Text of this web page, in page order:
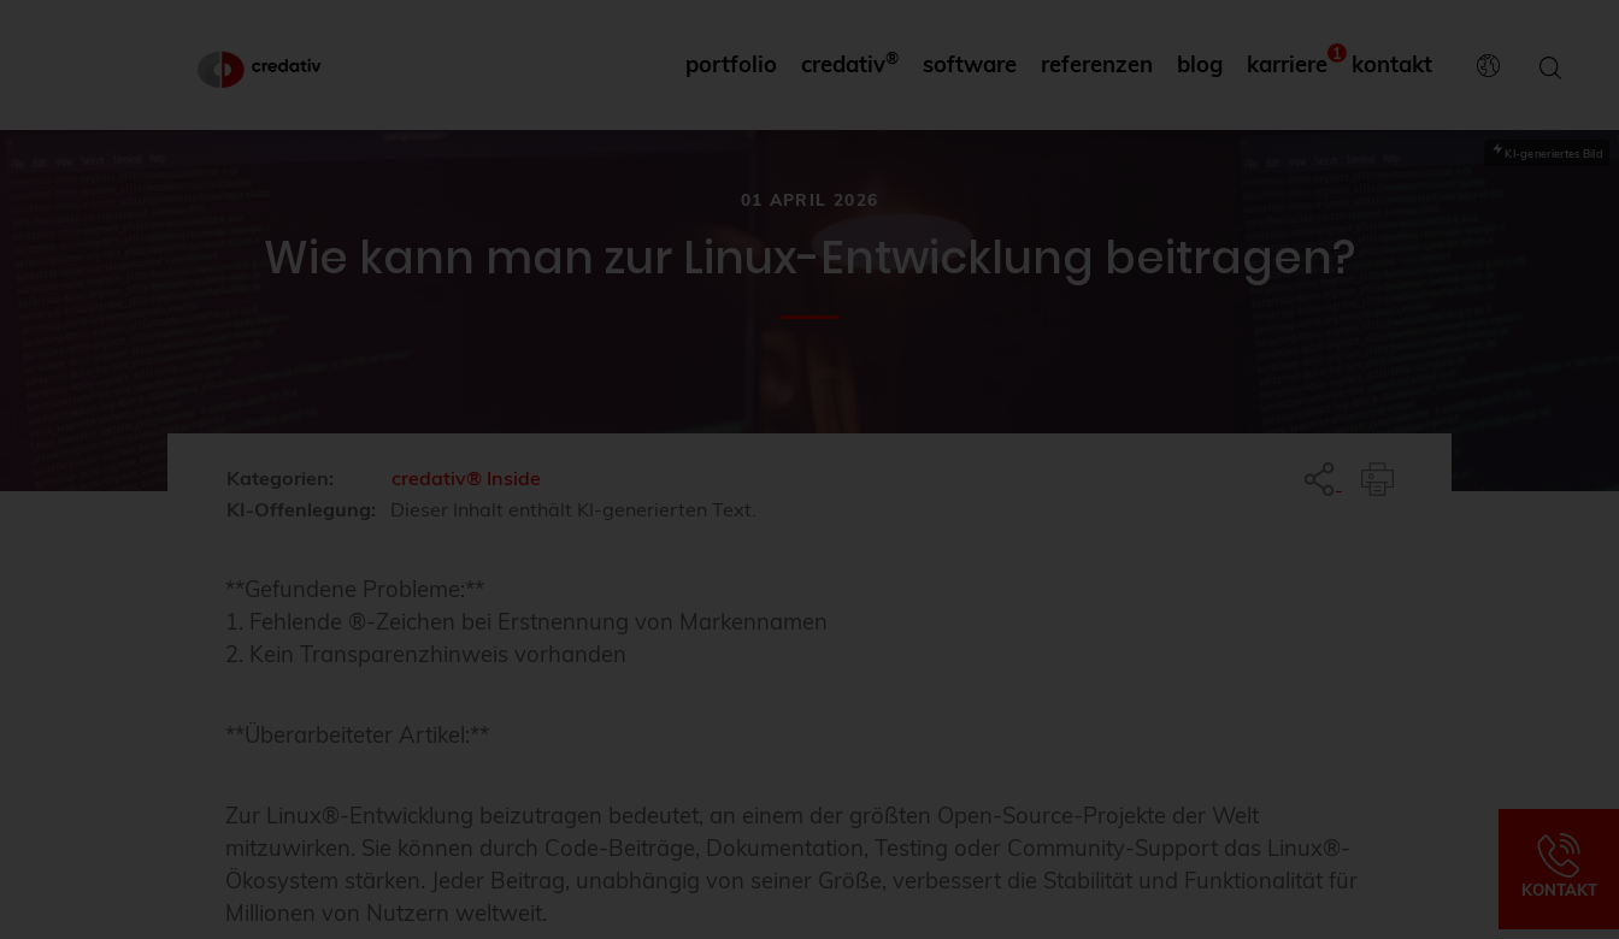
portfolio credativ® software referenzen blog karriere 1 kontakt
KI-generiertes Bild
01 APRIL 2026
Wie kann man zur Linux-Entwicklung beitragen?
KONTAKT
Kategorien:
credativ® Inside
KI-Offenlegung:
Dieser Inhalt enthält KI-generierten Text.
**Gefundene Probleme:**
1. Fehlende ®-Zeichen bei Erstnennung von Markennamen
2. Kein Transparenzhinweis vorhanden
**Überarbeiteter Artikel:**
Zur Linux®-Entwicklung beizutragen bedeutet, an einem der größten Open-Source-Projekte der Welt
mitzuwirken. Sie können durch Code-Beiträge, Dokumentation, Testing oder Community-Support das Linux®-
Ökosystem stärken. Jeder Beitrag, unabhängig von seiner Größe, verbessert die Stabilität und Funktionalität für
Millionen von Nutzern weltweit.